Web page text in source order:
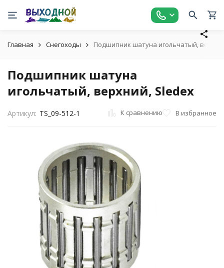
Главная Снегоходы Подшипник шатуна игольчатый,
Подшипник шатуна
игольчатый, верхний, Sledex
Артикул: TS_09-512-1 К сравнению В избранное